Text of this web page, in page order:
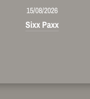
15/08/2026
Sixx Paxx